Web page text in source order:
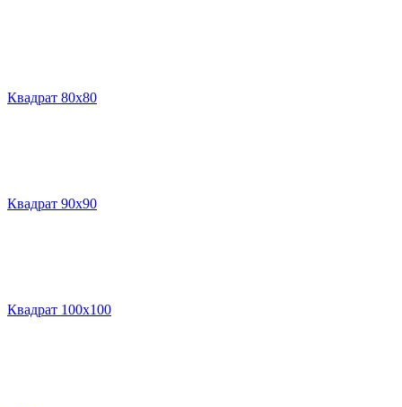
Квадрат 80х80
Квадрат 90х90
Квадрат 100х100